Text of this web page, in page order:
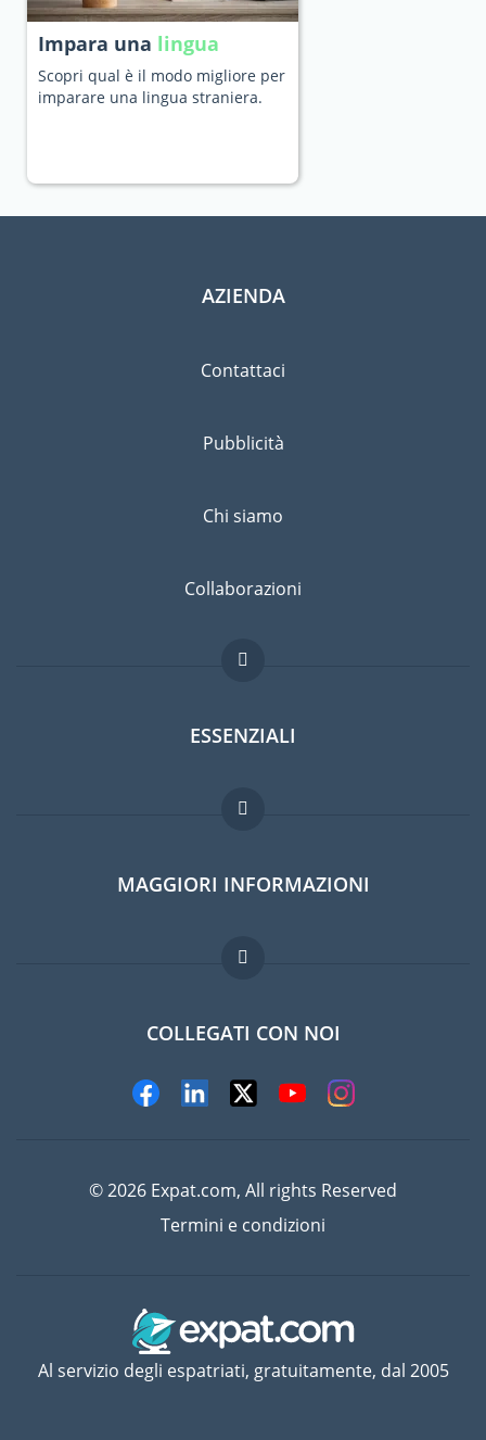
Impara una lingua
Scopri qual è il modo migliore per
imparare una lingua straniera.
AZIENDA
Contattaci
Pubblicità
Chi siamo
Collaborazioni
ESSENZIALI
Forum per expat
Guida per expat
Lavori all'estero
MAGGIORI INFORMAZIONI
Domande frequenti
COLLEGATI CON NOI
© 2026 Expat.com, All rights Reserved
Termini e condizioni
Al servizio degli espatriati, gratuitamente, dal 2005